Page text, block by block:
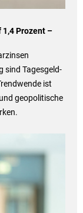
Prozent –
sind Tagesgeld-
ist
geopolitische